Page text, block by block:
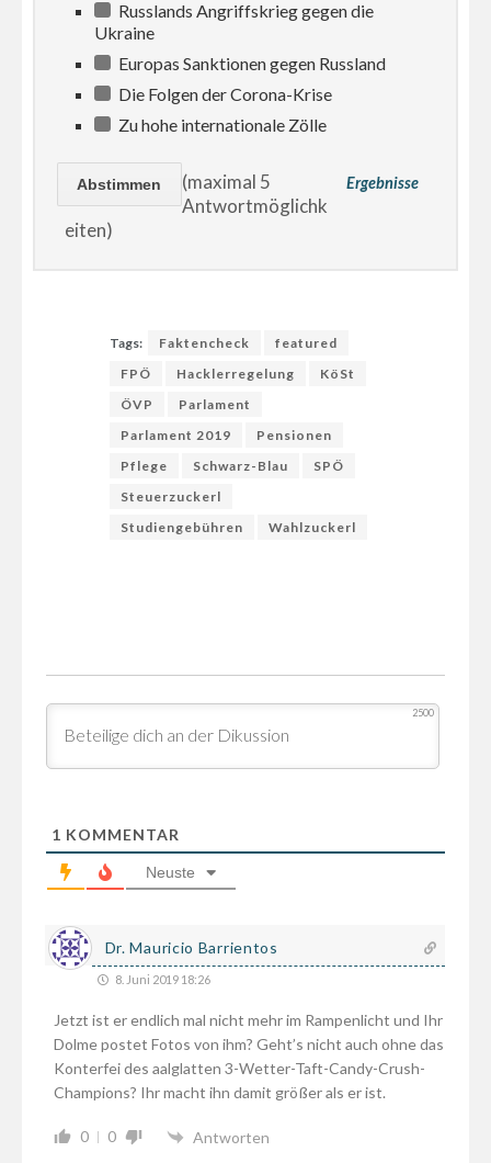
Russlands Angriffskrieg gegen die
Ukraine
Europas Sanktionen gegen Russland
Die Folgen der Corona-Krise
Zu hohe internationale Zölle
Ergebnisse
(maximal 5
Antwortmöglichk
eiten)
Tags: Faktencheck
featured
FPÖ
Hacklerregelung
KöSt
ÖVP
Parlament
Parlament 2019
Pensionen
Pflege
Schwarz-Blau
SPÖ
Steuerzuckerl
Studiengebühren
Wahlzuckerl
2500
1 KOMMENTAR
Neuste
Dr. Mauricio Barrientos
8. Juni 2019 18:26
Jetzt ist er endlich mal nicht mehr im Rampenlicht und Ihr
Dolme postet Fotos von ihm? Geht’s nicht auch ohne das
Konterfei des aalglatten 3-Wetter-Taft-Candy-Crush-
Champions? Ihr macht ihn damit größer als er ist.
0 0 Antworten